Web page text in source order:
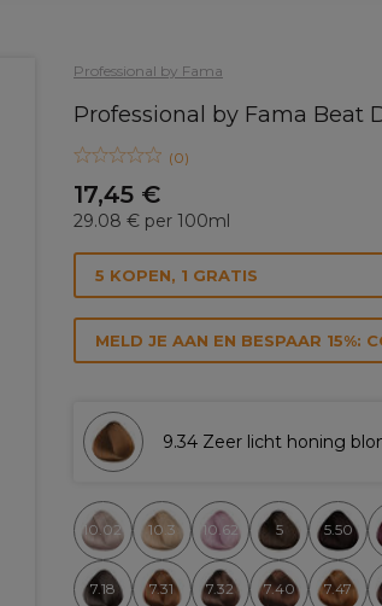
Professional by Fama
Professional by Fama Beat
(0)
17,45 €
29.08 € per 100ml
5 KOPEN, 1 GRATIS
MELD JE AAN EN BESPAAR 15%:
9.34 Zeer licht honing
10.02 10.3 10.62 5 5.50
7.18 7.31 7.32 7.40 7.47